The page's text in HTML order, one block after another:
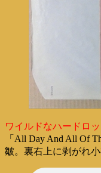
ワイルドなハードロッ
「All Day And All Of
皺。裏右上に剥がれ小